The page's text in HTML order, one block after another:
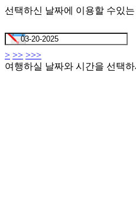
선택하신 날짜에 이용할 수있
> >> >>>
여행하실 날짜와 시간을 선택